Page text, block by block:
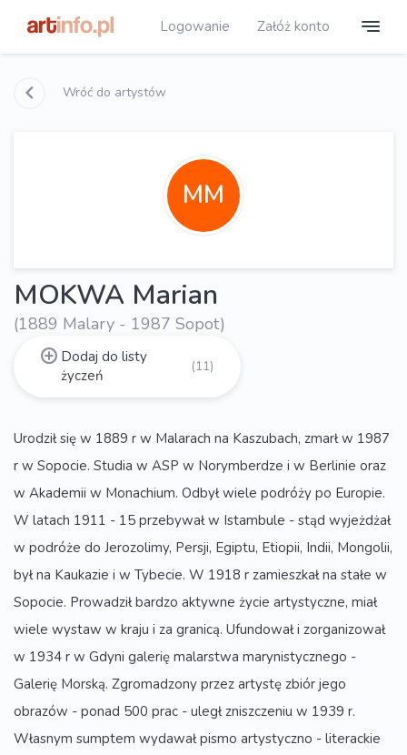
Logowanie Załóż konto
Wróć do artystów
MM
MOKWA Marian
(1889 Malary - 1987 Sopot)
Dodaj do listy
życzeń
(11)
Urodził się w 1889 r w Malarach na Kaszubach, zmarł w 1987
r w Sopocie. Studia w ASP w Norymberdze i w Berlinie oraz
w Akademii w Monachium. Odbył wiele podróży po Europie.
W latach 1911 - 15 przebywał w Istambule - stąd wyjeżdżał
w podróże do Jerozolimy, Persji, Egiptu, Etiopii, Indii, Mongolii,
był na Kaukazie i w Tybecie. W 1918 r zamieszkał na stałe w
Sopocie. Prowadził bardzo aktywne życie artystyczne, miał
wiele wystaw w kraju i za granicą. Ufundował i zorganizował
w 1934 r w Gdyni galerię malarstwa marynistycznego -
Galerię Morską. Zgromadzony przez artystę zbiór jego
obrazów - ponad 500 prac - uległ zniszczeniu w 1939 r.
Własnym sumptem wydawał pismo artystyczno - literackie